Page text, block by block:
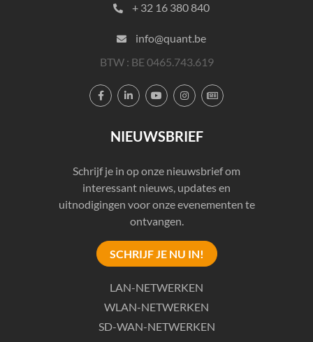
+ 32 16 380 840
info@quant.be
BTW : BE 0465.743.619
    
NIEUWSBRIEF
Schrijf je in op onze nieuwsbrief om
interessant nieuws, updates en
uitnodigingen voor onze evenementen te
ontvangen.
SCHRIJF JE NU IN!
LAN-NETWERKEN
WLAN-NETWERKEN
SD-WAN-NETWERKEN